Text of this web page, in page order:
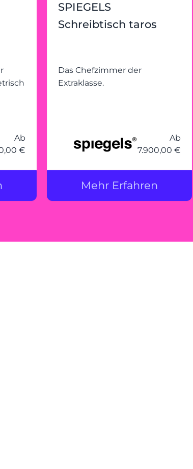
Ab
€
SPIEGELS
Schreibtisch taros
Das Chefzimmer der
Extraklasse.
Ab
7.900,00 €
Mehr Erfahren